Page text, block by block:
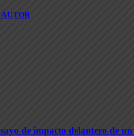
de impacto delantero de